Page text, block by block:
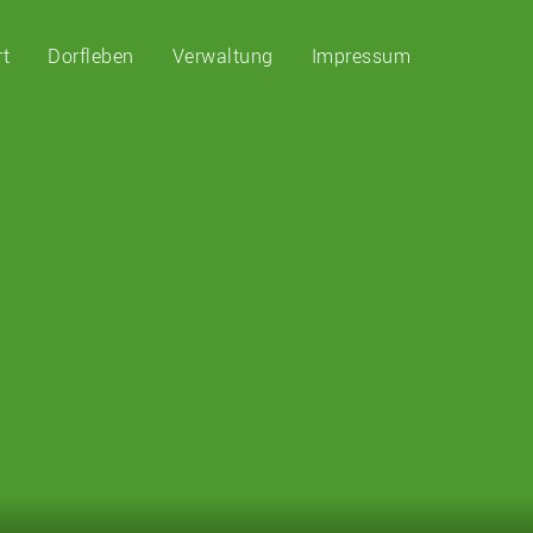
Dorfleben Verwaltung Impressum